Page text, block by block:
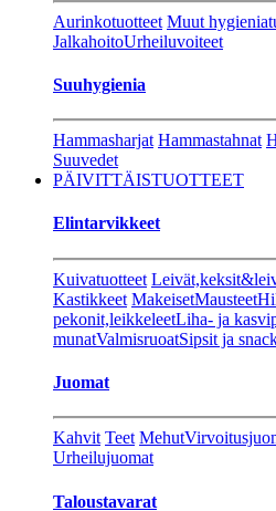
Aurinkotuotteet Muut
JalkahoitoUrheiluvoiteet
Suuhygienia
Hammasharjat Hammastahnat
Suuvedet
PÄIVITTÄISTUOTTEET
Elintarvikkeet
Kuivatuotteet
Kastikkeet MakeisetMausteet
pekonit,leikkeleetLiha- ja
munatValmisruoatSipsit ja
Juomat
Kahvit Teet Mehut
Urheilujuomat
Taloustavarat